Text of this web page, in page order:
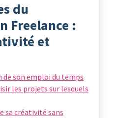
du
Freelance :
et
de son emploi du temps
les projets sur lesquels
sa créativité sans